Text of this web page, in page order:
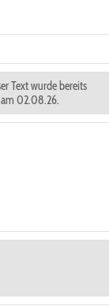
Text wurde bereits
am 02.08.26.